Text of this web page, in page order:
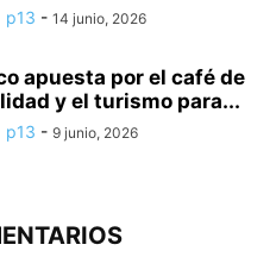
p13 - 14 junio, 2026
apuesta por el café de
y el turismo para...
p13 - 9 junio, 2026